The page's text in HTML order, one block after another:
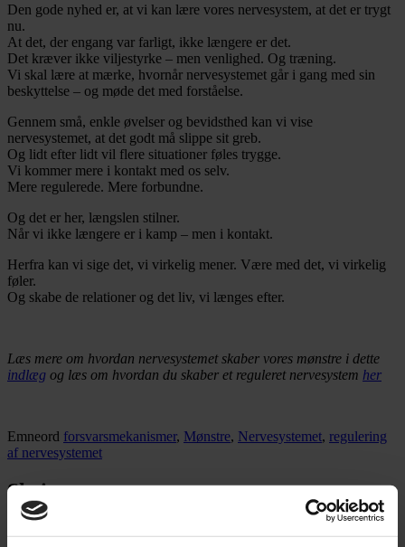
Den gode nyhed er, at vi kan lære vores nervesystem, at det er trygt
nu.
At det, der engang var farligt, ikke længere er det.
Det kræver ikke viljestyrke – men venlighed. Og træning.
Vi skal lære at mærke, hvornår nervesystemet går i gang med sin
beskyttelse – og møde det med forståelse.
Gennem små, enkle øvelser og bevidsthed kan vi vise
nervesystemet, at det godt må slippe sit greb.
Og lidt efter lidt vil flere situationer føles trygge.
Vi kommer mere i kontakt med os selv.
Mere regulerede. Mere forbundne.
Og det er her, længslen stilner.
Når vi ikke længere er i kamp – men i kontakt.
Herfra kan vi sige det, vi virkelig mener. Være med det, vi virkelig
føler.
Og skabe de relationer og det liv, vi længes efter.
Læs mere om hvordan nervesystemet skaber vores mønstre i dette
indlæg og læs om hvordan du skaber et reguleret nervesystem her
Emneord forsvarsmekanismer, Mønstre, Nervesystemet, regulering
af nervesystemet
Skriv et svar